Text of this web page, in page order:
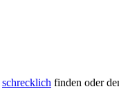
schrecklich finden oder